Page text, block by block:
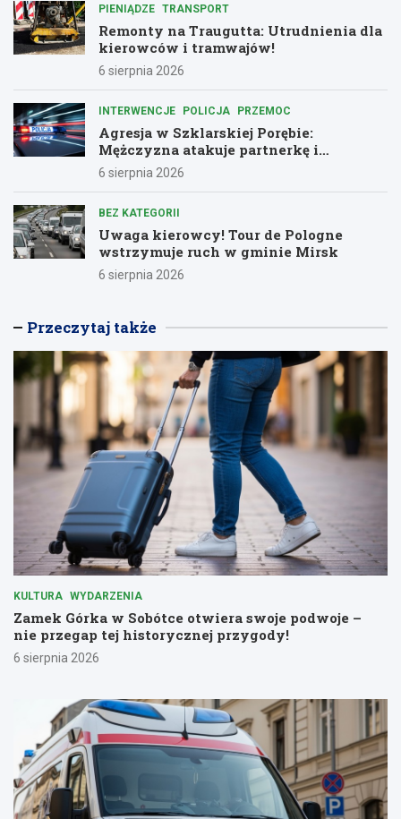
PIENIĄDZE TRANSPORT
Remonty na Traugutta: Utrudnienia dla
kierowców i tramwajów!
6 sierpnia 2026
INTERWENCJE POLICJA PRZEMOC
Agresja w Szklarskiej Porębie:
Mężczyzna atakuje partnerkę i
policjantów butelką
6 sierpnia 2026
BEZ KATEGORII
Uwaga kierowcy! Tour de Pologne
wstrzymuje ruch w gminie Mirsk
6 sierpnia 2026
Przeczytaj także
KULTURA WYDARZENIA
Zamek Górka w Sobótce otwiera swoje podwoje –
nie przegap tej historycznej przygody!
6 sierpnia 2026